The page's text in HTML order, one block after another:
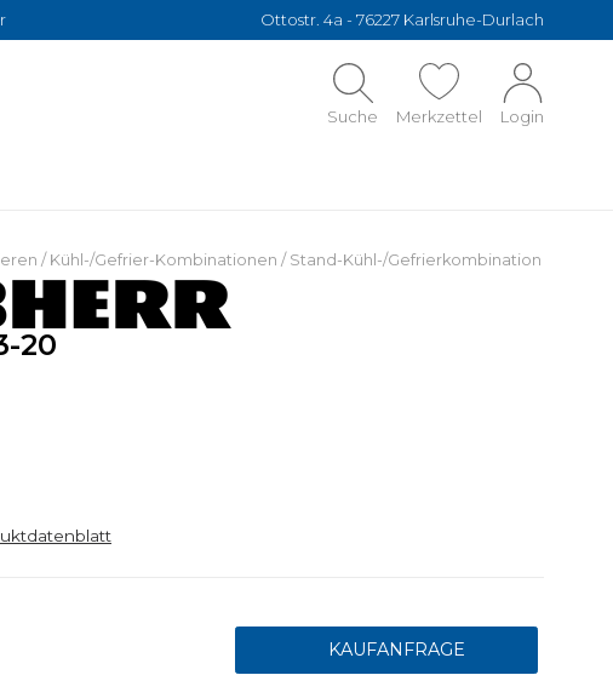
Ottostr. 4a - 76227 Karlsruhe-Durlach
Suche Merkzettel Login
/ Kühl-/Gefrier-Kombinationen / Stand-Kühl-/Gefrierkombination
20